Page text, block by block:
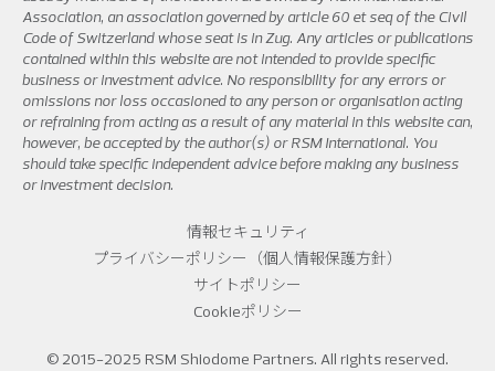
Association, an association governed by article 60 et seq of the Civil
Code of Switzerland whose seat is in Zug. Any articles or publications
contained within this website are not intended to provide specific
business or investment advice. No responsibility for any errors or
omissions nor loss occasioned to any person or organisation acting
or refraining from acting as a result of any material in this website can,
however, be accepted by the author(s) or RSM International. You
should take specific independent advice before making any business
or investment decision.
情報セキュリティ
プライバシーポリシー（個人情報保護方針）
サイトポリシー
Cookieポリシー
© 2015-2025 RSM Shiodome Partners. All rights reserved.